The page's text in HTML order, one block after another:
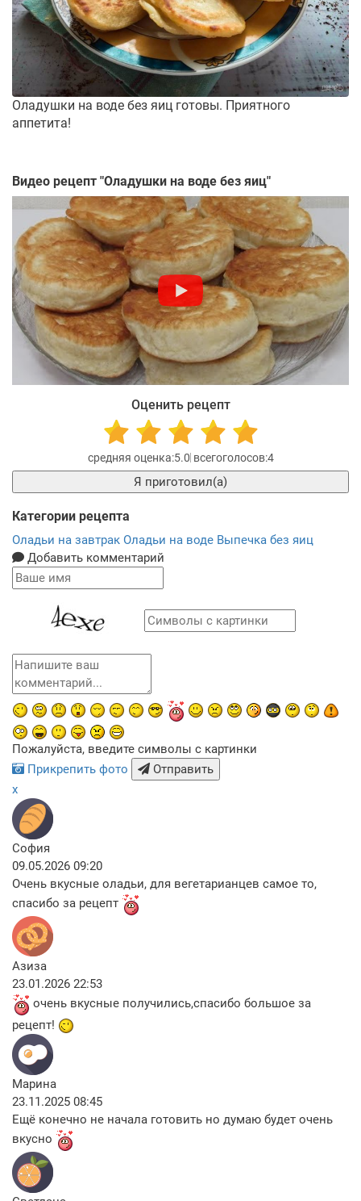
Оладушки на воде без яиц готовы. Приятного
аппетита!
Видео рецепт "Оладушки на воде без яиц"
Оценить рецепт
5.0 4
Я приготовил(а)
Категории рецепта
Оладьи на завтрак Оладьи на воде Выпечка без яиц
Добавить комментарий
Пожалуйста, введите символы с картинки
Прикрепить фото
Отправить
x
София
09.05.2026 09:20
Очень вкусные оладьи, для вегетарианцев самое то,
спасибо за рецепт
Азиза
23.01.2026 22:53
очень вкусные получились,спасибо большое за
рецепт!
Марина
23.11.2025 08:45
Ещё конечно не начала готовить но думаю будет очень
вкусно